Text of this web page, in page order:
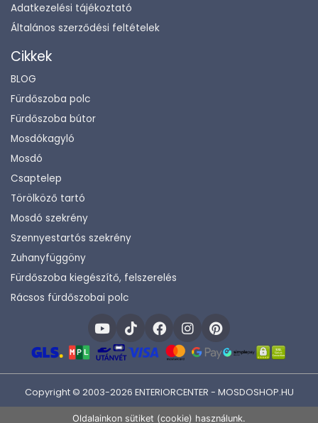
Adatkezelési tájékoztató
Általános szerződési feltételek
Cikkek
BLOG
Fürdőszoba polc
Fürdőszoba bútor
Mosdókagyló
Mosdó
Csaptelep
Törölköző tartó
Mosdó szekrény
Szennyestartós szekrény
Zuhanyfüggöny
Fürdőszoba kiegészítő, felszerelés
Rácsos fürdőszobai polc
Copyright © 2003-2026 ENTERIORCENTER - MOSDOSHOP.HU
Oldalainkon sütiket (cookie) használunk.